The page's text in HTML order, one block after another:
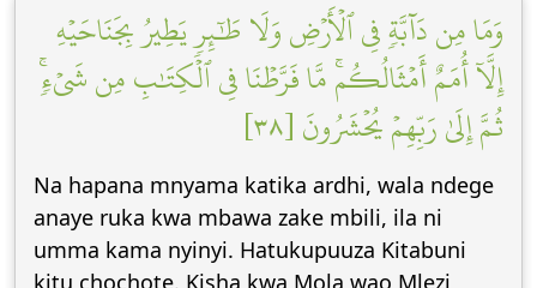
وَمَا مِن دَآبَّةٖ فِي ٱلۡأَرۡضِ وَلَا طَٰٓئِرٖ يَطِيرُ بِجَنَاحَيۡهِ
إِلَّآ أُمَمٌ أَمۡثَالُكُمۚ مَّا فَرَّطۡنَا فِي ٱلۡكِتَٰبِ مِن شَيۡءٖۚ
ثُمَّ إِلَىٰ رَبِّهِمۡ يُحۡشَرُونَ [٣٨]
Na hapana mnyama katika ardhi, wala ndege
anaye ruka kwa mbawa zake mbili, ila ni
umma kama nyinyi. Hatukupuuza Kitabuni
kitu chochote. Kisha kwa Mola wao Mlezi